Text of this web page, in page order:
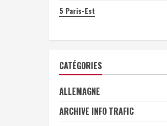
5 Paris-Est
CATÉGORIES
ALLEMAGNE
ARCHIVE INFO TRAFIC